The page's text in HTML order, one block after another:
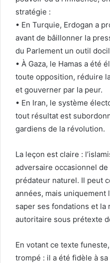
stratégie :
• En Turquie, Erdogan a
avant de bâillonner la
du Parlement un outil
• À Gaza, le Hamas a été
toute opposition, réduire
et gouverner par la peur.
• En Iran, le système
tout résultat est
gardiens de la révolution.
La leçon est claire :
adversaire occasionnel de
prédateur naturel. Il peut
années, mais
saper ses fondations et la
autoritaire sous prétexte
En votant ce texte
trompé : il a été fidèle à